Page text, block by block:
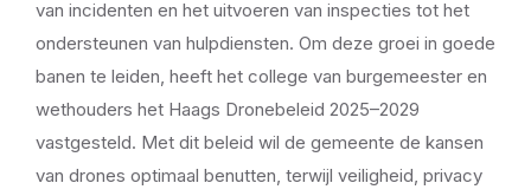
van incidenten en het uitvoeren van inspecties tot het
ondersteunen van hulpdiensten. Om deze groei in goede
banen te leiden, heeft het college van burgemeester en
wethouders het Haags Dronebeleid 2025–2029
vastgesteld. Met dit beleid wil de gemeente de kansen
van drones optimaal benutten, terwijl veiligheid, privacy